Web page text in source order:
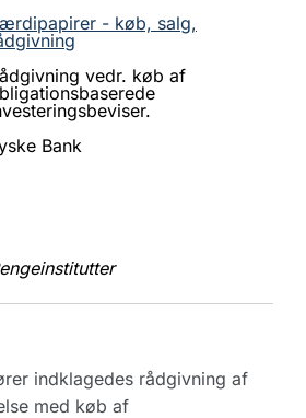
- køb, salg,
vedr. køb af
Bank
indklagedes rådgivning af
med køb af